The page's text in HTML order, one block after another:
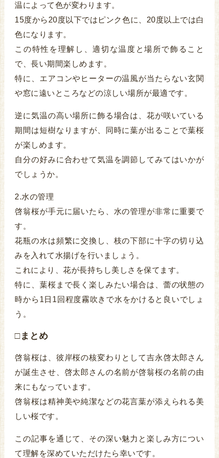
温によって色が変わります。
15度から20度以下ではピンク色に、20度以上では白
色になります。
この特性を理解し、適切な温度と場所で飾ること
で、長い期間楽しめます。
特に、エアコンやヒーターの温風が当たらない玄関
や窓に遠いところなどの涼しい場所が最適です。
逆に気温の高い場所に飾る場合は、花が咲いている
期間は短樹なりますが、同時に葉が出ることで葉桜
が楽しめます。
自分の好みに合わせて気温を調節してみてはいかが
でしょうか。
2.水の管理
啓翁桜が手元に届いたら、水の管理が非常に重要で
す。
花瓶の水は頻繁に交換し、枝の下部に十字の切り込
みを入れて水揚げを行いましょう。
これにより、花が長持ちし美しさを保てます。
特に、葉桜まで長く楽しみたい場合は、蕾の状態の
時から1日1回程度霧吹きで水をかけると良いでしょ
う。
□まとめ
啓翁桜は、彼岸桜の核変わりとして吉永啓太郎さん
が誕生させ、啓太郎さんの名前が啓翁桜の名前の由
来にもなっています。
啓翁桜は精神美や純潔などの花言葉が添えられる美
しい桜です。
この記事を通じて、その深い魅力と楽しみ方につい
て理解を深めていただけたら幸いです。